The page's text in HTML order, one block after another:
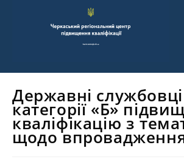
Державні службовці
категорії «Б»
кваліфікацію з
щодо